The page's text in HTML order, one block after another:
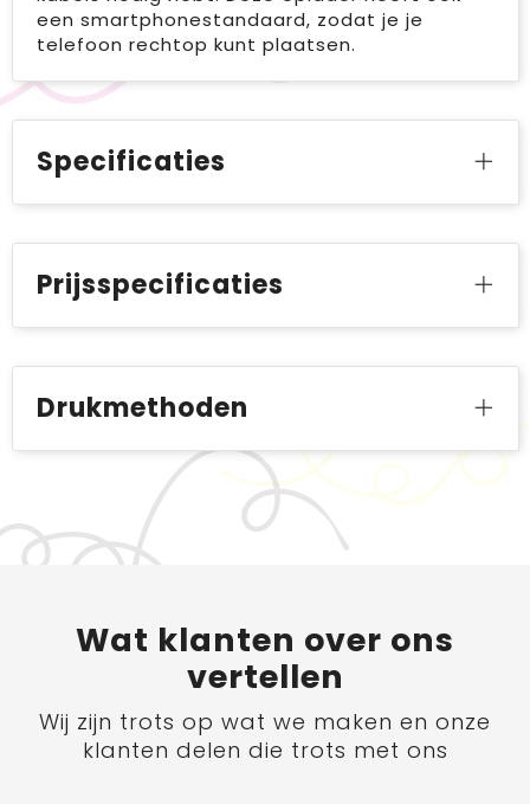
een smartphonestandaard, zodat je je
telefoon rechtop kunt plaatsen.
Specificaties
Prijsspecificaties
Drukmethoden
Wat klanten over ons
vertellen
Wij zijn trots op wat we maken en onze
klanten delen die trots met ons